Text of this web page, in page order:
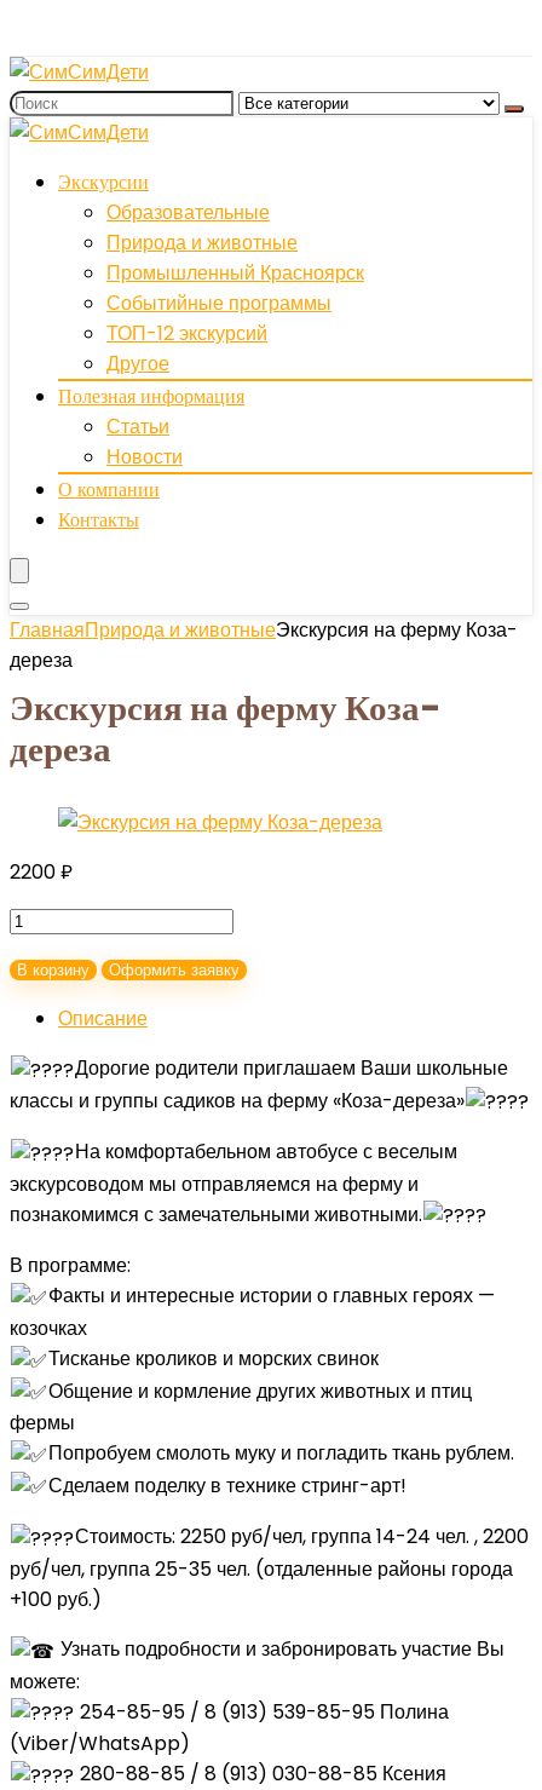
Экскурсии
Образовательные
Природа и животные
Промышленный Красноярск
Событийные программы
ТОП-12 экскурсий
Другое
Полезная информация
Статьи
Новости
О компании
Контакты
ГлавнаяПрирода и животныеЭкскурсия на ферму Коза-
дереза
Экскурсия на ферму Коза-
дереза
2200₽
Количество
Экскурсия
Коза-
дереза
В корзину Оформить заявку
Описание
Дорогие родители приглашаем Ваши школьные
классы и группы садиков на ферму «Коза-дереза»
На комфортабельном автобусе с веселым
экскурсоводом мы отправляемся на ферму и
познакомимся с замечательными животными.
В программе:
Факты и интересные истории о главных героях —
козочках
Тисканье кроликов и морских свинок
Общение и кормление других животных и птиц
фермы
Попробуем смолоть муку и погладить ткань рублем.
Сделаем поделку в технике стринг-арт!
Стоимость: 2250 руб/чел, группа 14-24 чел. , 2200
руб/чел, группа 25-35 чел. (отдаленные районы города
+100 руб.)
Узнать подробности и забронировать участие Вы
можете:
254-85-95 / 8 (913) 539-85-95 Полина
(Viber/WhatsApp)
280-88-85 / 8 (913) 030-88-85 Ксения